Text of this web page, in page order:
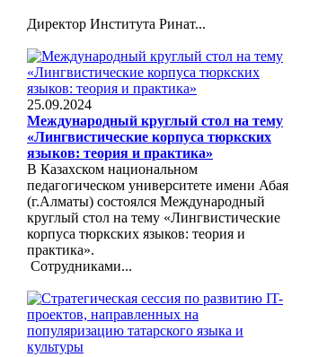
Директор Института Ринат...
25.09.2024
Международный круглый стол на тему
«Лингвистические корпуса тюркских
языков: теория и практика»
В Казахском национальном
педагогическом университете имени Абая
(г.Алматы) состоялся Международный
круглый стол на тему «Лингвистические
корпуса тюркских языков: теория и
практика».
Сотрудниками...